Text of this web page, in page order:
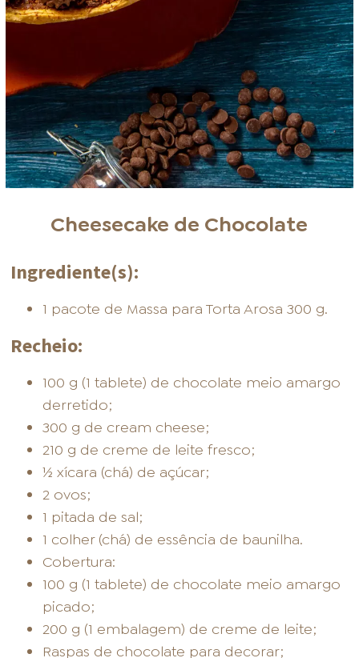
Cheesecake de Chocolate
Ingrediente(s):
1 pacote de Massa para Torta Arosa 300 g.
Recheio:
100 g (1 tablete) de chocolate meio amargo
derretido;
300 g de cream cheese;
210 g de creme de leite fresco;
½ xícara (chá) de açúcar;
2 ovos;
1 pitada de sal;
1 colher (chá) de essência de baunilha.
Cobertura:
100 g (1 tablete) de chocolate meio amargo
picado;
200 g (1 embalagem) de creme de leite;
Raspas de chocolate para decorar;